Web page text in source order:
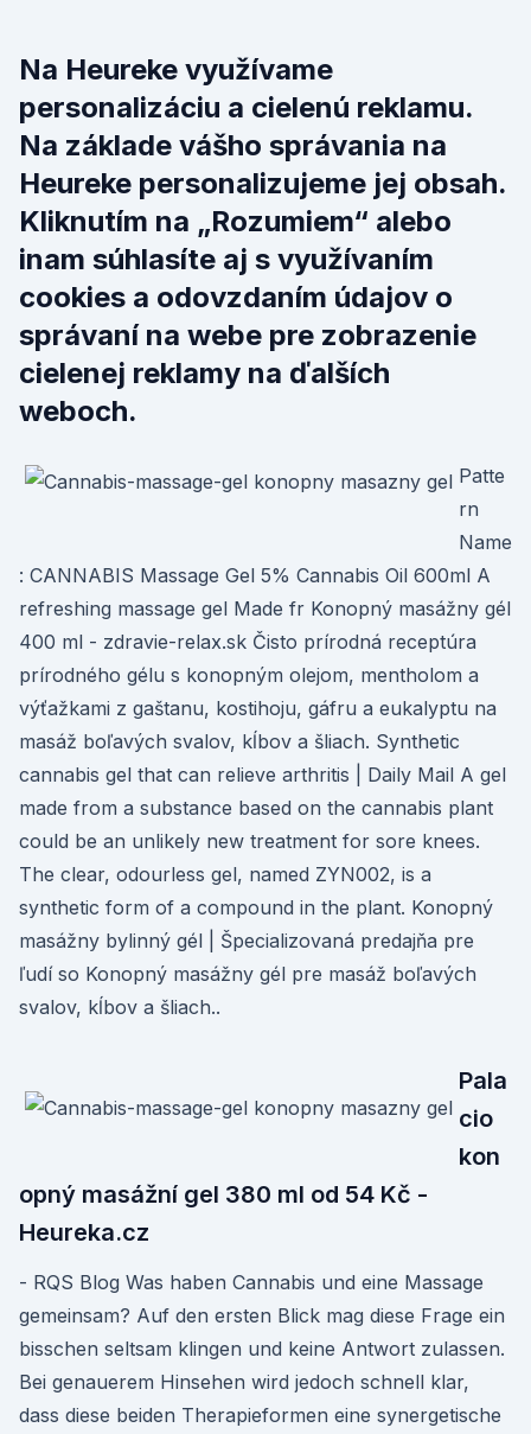
Na Heureke využívame
personalizáciu a cielenú reklamu.
Na základe vášho správania na
Heureke personalizujeme jej obsah.
Kliknutím na „Rozumiem“ alebo
inam súhlasíte aj s využívaním
cookies a odovzdaním údajov o
správaní na webe pre zobrazenie
cielenej reklamy na ďalších
weboch.
Patte
rn
Name
: CANNABIS Massage Gel 5% Cannabis Oil 600ml A
refreshing massage gel Made fr Konopný masážny gél
400 ml - zdravie-relax.sk Čisto prírodná receptúra
prírodného gélu s konopným olejom, mentholom a
výťažkami z gaštanu, kostihoju, gáfru a eukalyptu na
masáž boľavých svalov, kĺbov a šliach. Synthetic
cannabis gel that can relieve arthritis | Daily Mail A gel
made from a substance based on the cannabis plant
could be an unlikely new treatment for sore knees.
The clear, odourless gel, named ZYN002, is a
synthetic form of a compound in the plant. Konopný
masážny bylinný gél | Špecializovaná predajňa pre
ľudí so Konopný masážny gél pre masáž boľavých
svalov, kĺbov a šliach..
Pala
cio
kon
opný masážní gel 380 ml od 54 Kč -
Heureka.cz
- RQS Blog Was haben Cannabis und eine Massage
gemeinsam? Auf den ersten Blick mag diese Frage ein
bisschen seltsam klingen und keine Antwort zulassen.
Bei genauerem Hinsehen wird jedoch schnell klar,
dass diese beiden Therapieformen eine synergetische